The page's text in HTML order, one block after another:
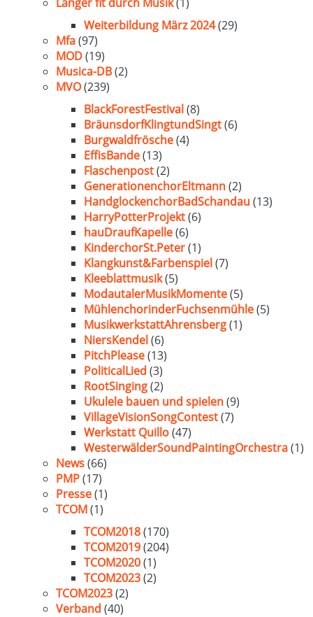
Weiterbildung März 2024(29)
Mfa(97)
MOD(19)
Musica-DB(2)
MVO(239)
BlackForestFestival(8)
BräunsdorfKlingtundSingt(6)
Burgwaldfrösche(4)
EffisBande(13)
Flaschenpost(2)
GenerationenchorEltmann(2)
HandglockenchorBadSchandau(13)
HarryPotterProjekt(6)
hauDraufKapelle(6)
KinderchorSt.Peter(1)
Klangkunst&Farbenspiel(7)
Kleeblattmusik(5)
ModautalerMusikMomente(5)
MühlenchorinderFuchsenmühle(5)
MusikwerkstattAhrensberg(1)
NiersKendel(6)
PitchPlease(13)
PoliticalLied (3)
RootSinging(2)
Ukulele bauen und spielen(9)
VillageVisionSongContest(7)
Werkstatt Quillo(47)
WesterwälderSoundPaintingOrchestra(1)
News(66)
PMP(17)
Presse(1)
TCOM(1)
TCOM2018(170)
TCOM2019(204)
TCOM2020(1)
TCOM2023(2)
TCOM2023(2)
Verband (40)